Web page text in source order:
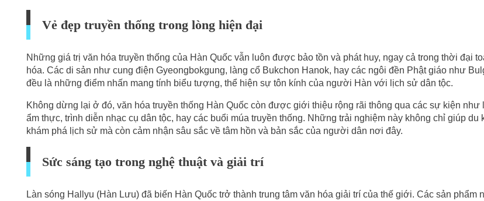
Vẻ đẹp truyền thống trong lòng hiện đại
Những giá trị văn hóa truyền thống của Hàn Quốc vẫn luôn được bảo tồn và phát huy, ngay cả trong thời đại
hóa. Các di sản như cung điện Gyeongbokgung, làng cổ Bukchon Hanok, hay các ngôi đền Phật giáo như
đều là những điểm nhấn mang tính biểu tượng, thể hiện sự tôn kính của người Hàn với lịch sử dân tộc.
Không dừng lại ở đó, văn hóa truyền thống Hàn Quốc còn được giới thiệu rộng rãi thông qua các sự kiện như
ẩm thực, trình diễn nhạc cụ dân tộc, hay các buổi múa truyền thống. Những trải nghiệm này không chỉ giúp du
khám phá lịch sử mà còn cảm nhận sâu sắc về tâm hồn và bản sắc của người dân nơi đây.
Sức sáng tạo trong nghệ thuật và giải trí
Làn sóng Hallyu (Hàn Lưu) đã biến Hàn Quốc trở thành trung tâm văn hóa giải trí của thế giới. Các sản phẩm